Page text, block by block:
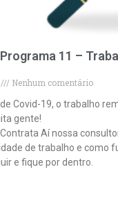
11 –
Nenhum comentário
Covid-19, o trabalho
gente!
Aí nossa
de trabalho e como
e fique por dentro.